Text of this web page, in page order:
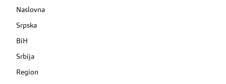
Naslovna
Srpska
BiH
Srbija
Region